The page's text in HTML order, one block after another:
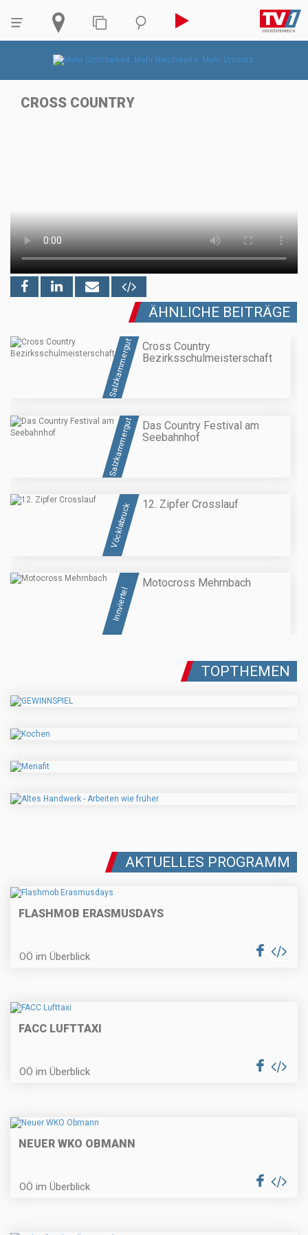
CROSS COUNTRY
ÄHNLICHE BEITRÄGE
Salzkammergut
Cross Country
Bezirksschulmeisterschaft
Salzkammergut
Das Country Festival am
Seebahnhof
Vöcklabruck 12. Zipfer Crosslauf
Innviertel
Motocross Mehrnbach
TOPTHEMEN
AKTUELLES PROGRAMM
FLASHMOB ERASMUSDAYS
OÖ im Überblick
FACC LUFTTAXI
OÖ im Überblick
NEUER WKO OBMANN
OÖ im Überblick